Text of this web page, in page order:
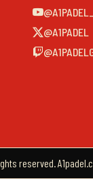
@A1PADEL
reserved.